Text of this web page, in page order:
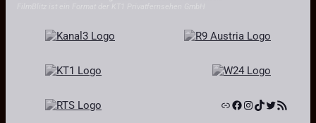
LinkFacebook
Instagram
TikTok
Twitter
RSS-Feed